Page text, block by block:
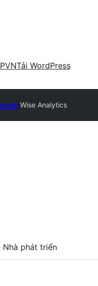
Tải WordPress
Wise Analytics
Nhà phát triển